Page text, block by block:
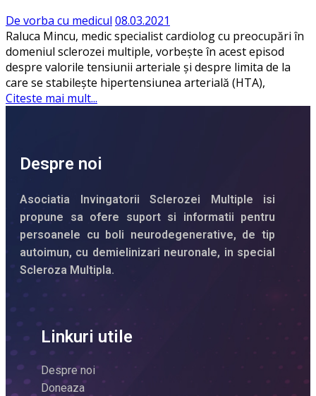
De vorba cu medicul 08.03.2021
Raluca Mincu, medic specialist cardiolog cu preocupări în
domeniul sclerozei multiple, vorbește în acest episod
despre valorile tensiunii arteriale și despre limita de la
care se stabilește hipertensiunea arterială (HTA),
Citeste mai mult...
Despre noi
Asociatia Invingatorii Sclerozei Multiple isi
propune sa ofere suport si informatii pentru
persoanele cu boli neurodegenerative, de tip
autoimun, cu demielinizari neuronale, in special
Scleroza Multipla.
Linkuri utile
Despre noi
Doneaza